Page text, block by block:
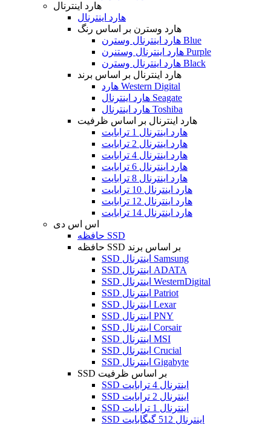
هارد اینترنال
هارد اینترنال
هارد وسترن بر اساس رنگ
هارد اینترنال وسترن Blue
هارد اینترنال وستنرن Purple
هارد اینترنال وسترن Black
هارد اینترنال بر اساس برند
هارد Western Digital
هارد اینترنال Seagate
هارد اینترنال Toshiba
هارد اینترنال بر اساس ظرفیت
هارد اینترنال 1 ترابایت
هارد اینترنال 2 ترابایت
هارد اینترنال 4 ترابایت
هارد اینترنال 6 ترابایت
هارد اینترنال 8 ترابایت
هارد اینترنال 10 ترابایت
هارد اینترنال 12 ترابایت
هارد اینترنال 14 ترابایت
اس اس دی
حافظه SSD
حافظه SSD بر اساس برند
SSD اینترنال Samsung
SSD اینترنال ADATA
SSD اینترنال WesternDigital
SSD اینترنال Patriot
SSD اینترنال Lexar
SSD اینترنال PNY
SSD اینترنال Corsair
SSD اینترنال MSI
SSD اینترنال Crucial
SSD اینترنال Gigabyte
SSD بر اساس ظرفیت
SSD اینترنال 4 ترابایت
SSD اینترنال 2 ترابایت
SSD اینترنال 1 ترابایت
SSD اینترنال 512 گیگابایت